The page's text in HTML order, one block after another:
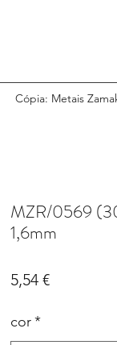
Cópia: Metais
MZR/0569
1,6mm
5,54 €Precio
cor*